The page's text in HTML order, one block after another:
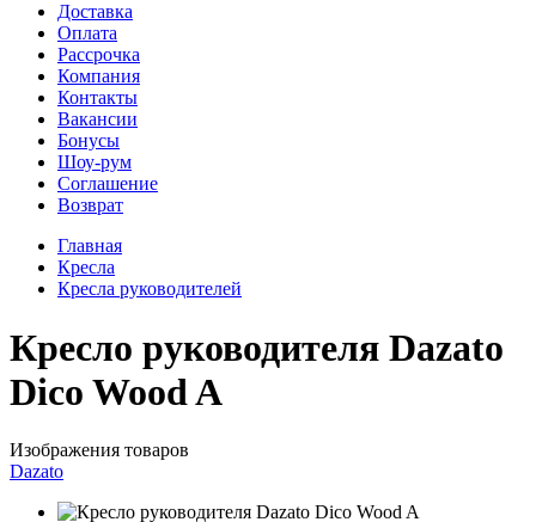
Доставка
Оплата
Рассрочка
Компания
Контакты
Вакансии
Бонусы
Шоу-рум
Соглашение
Возврат
Главная
Кресла
Кресла руководителей
Кресло руководителя Dazato
Dico Wood A
Изображения товаров
Dazato